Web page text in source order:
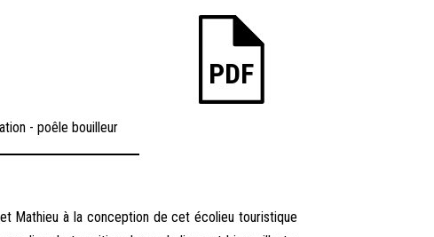
- poêle bouilleur
Mathieu à la conception de cet écolieu touristique